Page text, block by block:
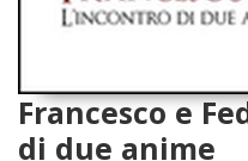
Francesco e
di due anime